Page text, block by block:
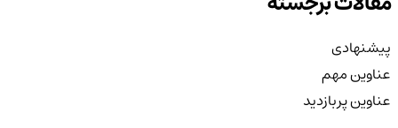
پیشنهادی
عناوین مهم
عناوین پربازدید